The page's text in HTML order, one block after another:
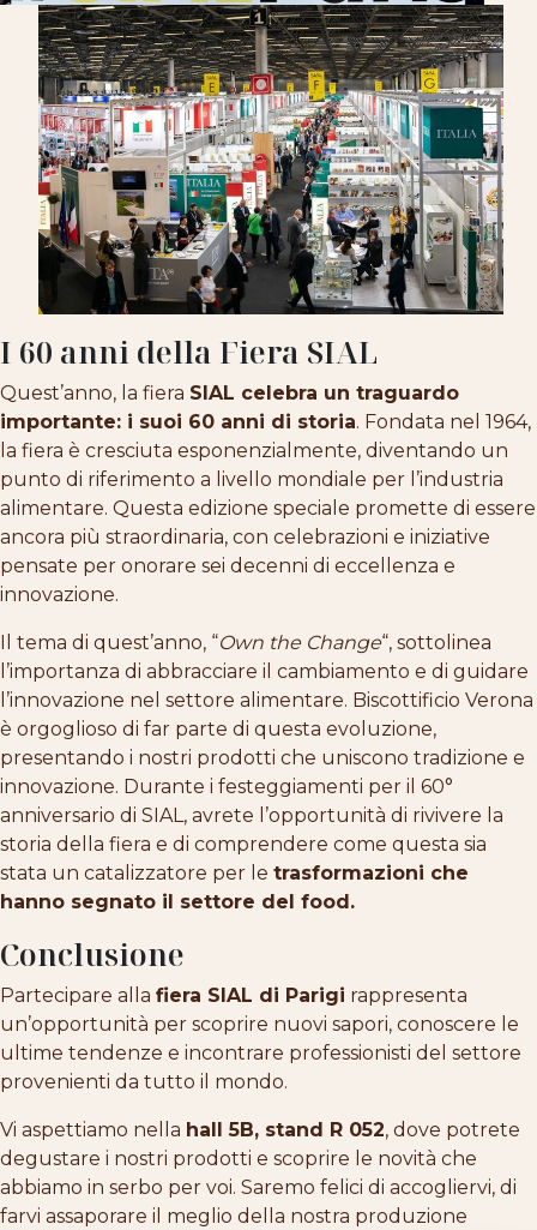
I 60 anni della Fiera SIAL
Quest’anno, la fiera SIAL celebra un traguardo
importante: i suoi 60 anni di storia. Fondata nel 1964,
la fiera è cresciuta esponenzialmente, diventando un
punto di riferimento a livello mondiale per l’industria
alimentare. Questa edizione speciale promette di essere
ancora più straordinaria, con celebrazioni e iniziative
pensate per onorare sei decenni di eccellenza e
innovazione.
Il tema di quest’anno, “Own the Change“, sottolinea
l’importanza di abbracciare il cambiamento e di guidare
l’innovazione nel settore alimentare. Biscottificio Verona
è orgoglioso di far parte di questa evoluzione,
presentando i nostri prodotti che uniscono tradizione e
innovazione. Durante i festeggiamenti per il 60°
anniversario di SIAL, avrete l’opportunità di rivivere la
storia della fiera e di comprendere come questa sia
stata un catalizzatore per le trasformazioni che
hanno segnato il settore del food.
Conclusione
Partecipare alla fiera SIAL di Parigi rappresenta
un’opportunità per scoprire nuovi sapori, conoscere le
ultime tendenze e incontrare professionisti del settore
provenienti da tutto il mondo.
Vi aspettiamo nella hall 5B, stand R 052, dove potrete
degustare i nostri prodotti e scoprire le novità che
abbiamo in serbo per voi. Saremo felici di accogliervi, di
farvi assaporare il meglio della nostra produzione